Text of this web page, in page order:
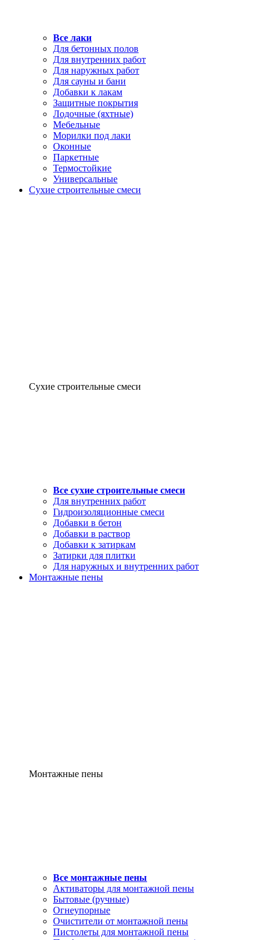
Все лаки
Для бетонных полов
Для внутренних работ
Для наружных работ
Для сауны и бани
Добавки к лакам
Защитные покрытия
Лодочные (яхтные)
Мебельные
Морилки под лаки
Оконные
Паркетные
Термостойкие
Универсальные
Сухие строительные смеси
Сухие строительные смеси
Все сухие строительные смеси
Для внутренних работ
Гидроизоляционные смеси
Добавки в бетон
Добавки в раствор
Добавки к затиркам
Затирки для плитки
Для наружных и внутренних работ
Монтажные пены
Монтажные пены
Все монтажные пены
Активаторы для монтажной пены
Бытовые (ручные)
Огнеупорные
Очистители от монтажной пены
Пистолеты для монтажной пены